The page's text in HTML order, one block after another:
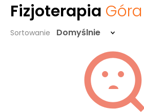
Fizjoterapia Góra
Sortowanie Domyślnie